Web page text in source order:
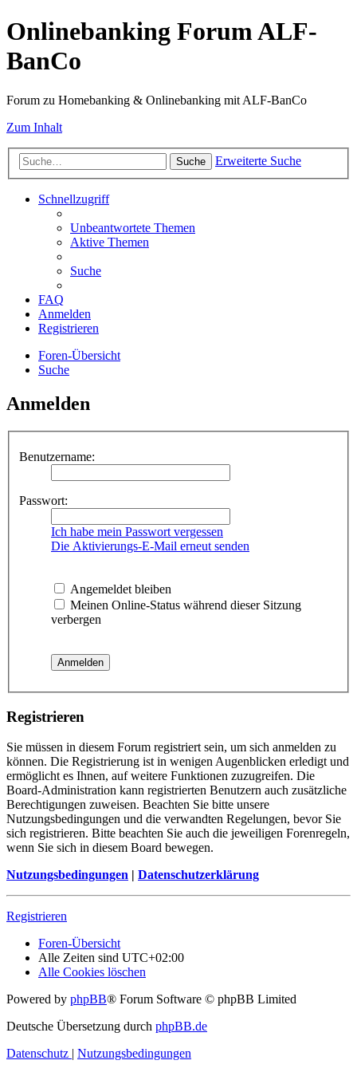
Onlinebanking Forum ALF-
BanCo
Forum zu Homebanking & Onlinebanking mit ALF-BanCo
Zum Inhalt
Suche Erweiterte Suche
Schnellzugriff
Unbeantwortete Themen
Aktive Themen
Suche
FAQ
Anmelden
Registrieren
Foren-Übersicht
Suche
Anmelden
Benutzername:
Passwort:
Ich habe mein Passwort vergessen
Die Aktivierungs-E-Mail erneut senden
Angemeldet bleiben
Meinen Online-Status während dieser Sitzung
verbergen
Registrieren
Sie müssen in diesem Forum registriert sein, um sich anmelden zu
können. Die Registrierung ist in wenigen Augenblicken erledigt und
ermöglicht es Ihnen, auf weitere Funktionen zuzugreifen. Die
Board-Administration kann registrierten Benutzern auch zusätzliche
Berechtigungen zuweisen. Beachten Sie bitte unsere
Nutzungsbedingungen und die verwandten Regelungen, bevor Sie
sich registrieren. Bitte beachten Sie auch die jeweiligen Forenregeln,
wenn Sie sich in diesem Board bewegen.
Nutzungsbedingungen | Datenschutzerklärung
Registrieren
Foren-Übersicht
Alle Zeiten sind UTC+02:00
Alle Cookies löschen
Powered by phpBB® Forum Software © phpBB Limited
Deutsche Übersetzung durch phpBB.de
Datenschutz | Nutzungsbedingungen